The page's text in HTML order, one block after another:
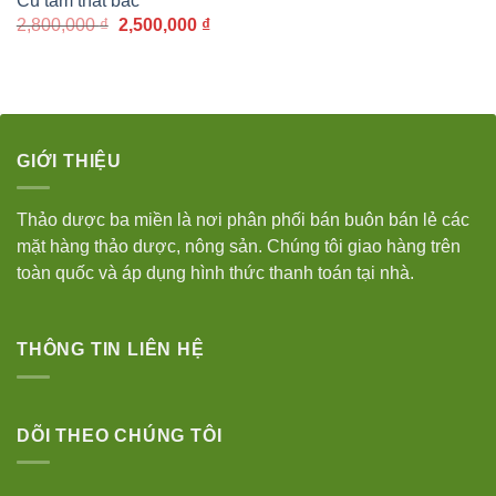
2,800,000₫ Giá
2,500,000 ₫Giá
GIỚI THIỆU
Thảo dược ba miền là nơi phân phối bán buôn bán lẻ các
mặt hàng thảo dược, nông sản. Chúng tôi giao hàng trên
toàn quốc và áp dụng hình thức thanh toán tại nhà.
THÔNG TIN LIÊN HỆ
DÕI THEO CHÚNG TÔI